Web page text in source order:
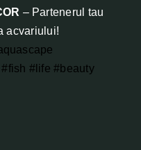
– Partenerul tau
acvariului!
#fish #life #beauty